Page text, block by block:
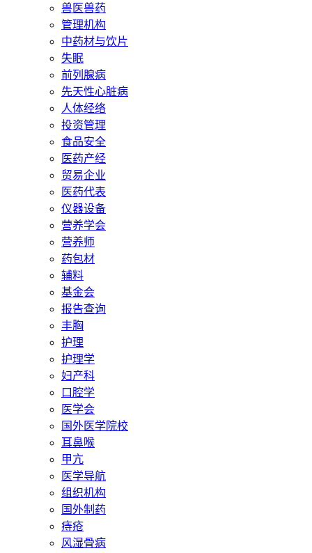
兽医兽药
管理机构
中药材与饮片
失眠
前列腺病
先天性心脏病
人体经络
投资管理
食品安全
医药产经
贸易企业
医药代表
仪器设备
营养学会
营养师
药包材
辅料
基金会
报告查询
丰胸
护理
护理学
妇产科
口腔学
医学会
国外医学院校
耳鼻喉
甲亢
医学导航
组织机构
国外制药
痔疮
风湿骨病